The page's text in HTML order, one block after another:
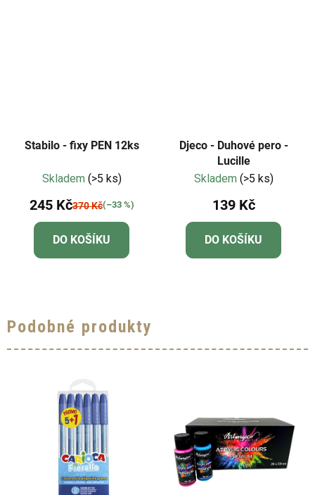
Stabilo - fixy PEN 12ks
Skladem (>5 ks)
245 Kč370 Kč(–33 %)
DO KOŠÍKU
Djeco - Duhové pero -
Lucille
Skladem (>5 ks)
139 Kč
DO KOŠÍKU
Podobné produkty